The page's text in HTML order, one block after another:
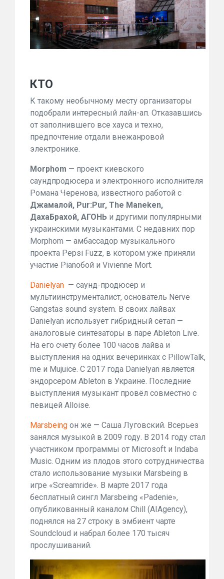
КТО
К такому необычному месту организаторы
подобрали интересный лайн-ап. Отказавшись
от заполнившего все хауса и техно,
предпочтение отдали внежанровой
электронике.
Morphom — проект киевского
саундпродюсера и электронного исполнителя
Романа Черенова, известного работой с
Джамалой, Pur:Pur, The Maneken,
ДахаБрахой, АГОНЬ и другими популярными
украинскими музыкантами. С недавних пор
Morphom — амбассадор музыкального
проекта Pepsi Fuzz, в котором уже приняли
участие Pianoбой и Vivienne Mort.
Danielyan — саунд-продюсер и
мультиинструменталист, основатель Nerve
Gangstas sound system. В своих лайвах
Danielyan использует гибридный сетап —
аналоговые синтезаторы в паре Ableton Live.
На его счету более 100 часов лайва и
выступления на одних вечеринках с PillowTalk,
me и Mujuice. С 2017 года Danielyan является
эндорсером Ableton в Украине. Последние
выступления музыкант провёл совместно с
певицей Alloise.
Marsbeing он же — Саша Луговский. Всерьез
занялся музыкой в 2009 году. В 2014 году стал
участником программы от Microsoft и Indaba
Music. Одним из плодов этого сотрудничества
стало использование музыки Marsbeing в
игре «Screamride». В марте 2017 года
бесплатный сингл Marsbeing «Padenie»,
опубликованный каналом Chill (AIAgency),
поднялся на 27 строку в эмбиент чарте
Soundcloud и набрал более 170 тысяч
прослушиваний.